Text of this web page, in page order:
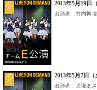
2013年5月19日
出演者：竹内舞
2013年5月7日
出演者：犬塚あ